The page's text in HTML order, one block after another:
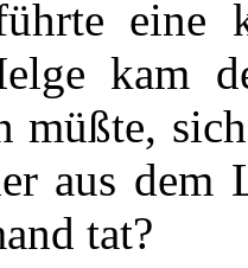
eine
kam
müßte,
aus dem
tat?